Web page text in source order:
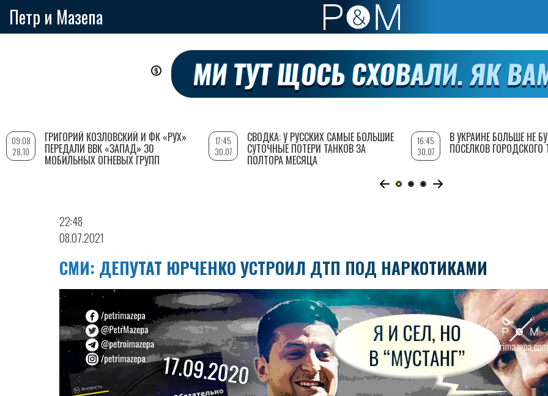
Петр и Мазепа
22:48
08.07.2021
СМИ: ДЕПУТАТ ЮРЧЕНКО УСТРОИЛ ДТП ПОД НАРКОТИКАМИ
09:08
28.10
ГРИГОРИЙ КОЗЛОВСКИЙ И ФК «РУХ»
ПЕРЕДАЛИ ВВК «ЗАПАД» 30
МОБИЛЬНЫХ ОГНЕВЫХ ГРУПП
17:45
30.07
СВОДКА: У РУССКИХ САМЫЕ БОЛЬШИЕ
СУТОЧНЫЕ ПОТЕРИ ТАНКОВ ЗА
ПОЛТОРА МЕСЯЦА
16:45
30.07
В УКРАИНЕ БОЛЬШЕ НЕ
ПОСЕЛКОВ ГОРОДСКОГО